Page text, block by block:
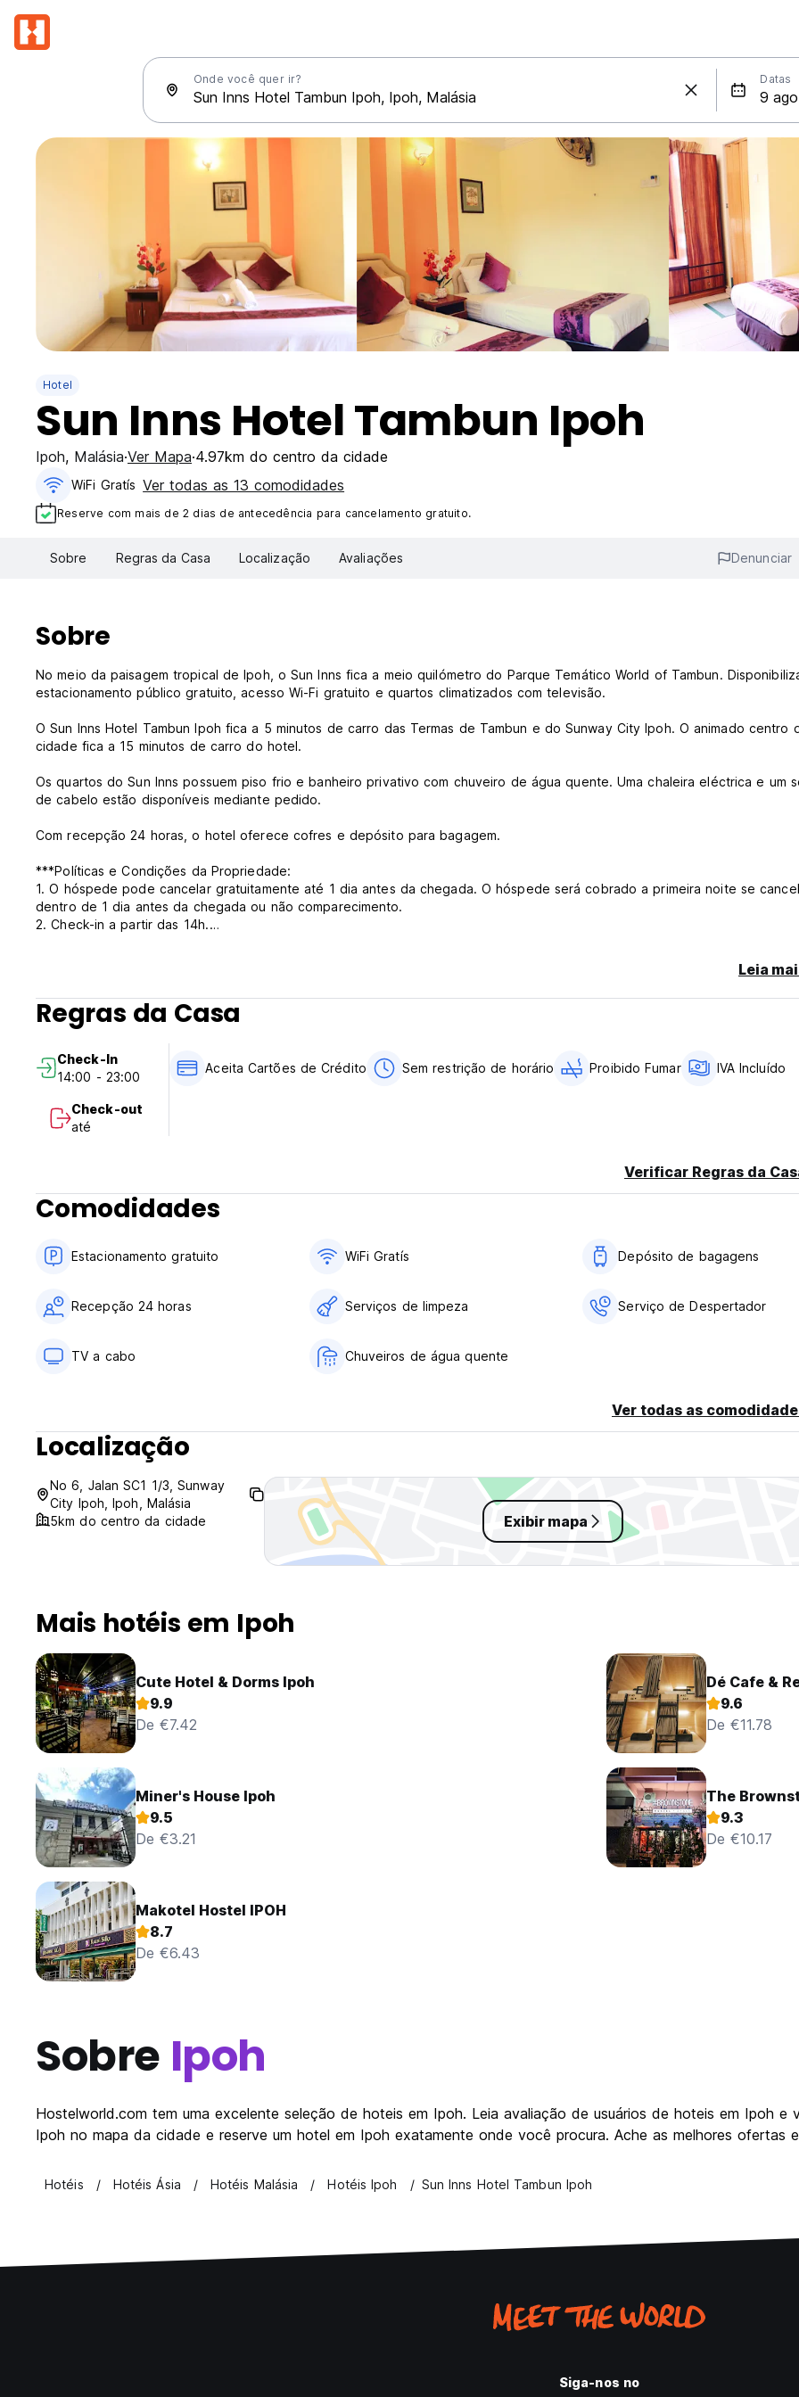
Onde você quer ir? Datas
Hotel
Sun Inns Hotel Tambun Ipoh
Ipoh, Malásia Ver Mapa 4.97km do centro da cidade
WiFi Gratís Ver todas as 13 comodidades
Reserve com mais de 2 dias de antecedência para cancelamento gratuito.
Sobre Regras da Casa Localização Avaliações Denunciar
Sobre
No meio da paisagem tropical de Ipoh, o Sun Inns fica a meio quilómetro do Parque Temático World of Tambun.
estacionamento público gratuito, acesso Wi-Fi gratuito e quartos climatizados com televisão.
O Sun Inns Hotel Tambun Ipoh fica a 5 minutos de carro das Termas de Tambun e do Sunway City Ipoh. O animado centro
cidade fica a 15 minutos de carro do hotel.
Os quartos do Sun Inns possuem piso frio e banheiro privativo com chuveiro de água quente. Uma chaleira eléctrica e um
de cabelo estão disponíveis mediante pedido.
Com recepção 24 horas, o hotel oferece cofres e depósito para bagagem.
***Políticas e Condições da Propriedade:
1. O hóspede pode cancelar gratuitamente até 1 dia antes da chegada. O hóspede será cobrado a primeira noite se
dentro de 1 dia antes da chegada ou não comparecimento.
2. Check-in a partir das 14h.
6. Quartos para não fumantes estão disponíveis.
7. Restrição de idade: maiores de 18 anos.
8. Horário de funcionamento da recepção 24 horas. (Auto-translated from original language)
Leia
Regras da Casa
Check-In
14:00 - 23:00
Check-out
até
Aceita Cartões de Crédito Sem restrição de horário Proibido Fumar IVA Incluído
Verificar Regras da
Comodidades
Estacionamento gratuito WiFi Gratís Depósito de bagagens
Recepção 24 horas Serviços de limpeza Serviço de Despertador
TV a cabo Chuveiros de água quente
Ver todas as
Localização
No 6, Jalan SC1 1/3, Sunway
City Ipoh, Ipoh, Malásia
5km do centro da cidade
Exibir mapa
Mais hotéis em Ipoh
Cute Hotel & Dorms Ipoh
9.9
De €7.42
Dé Cafe &
9.6
De €11.78
Miner's House Ipoh
9.5
De €3.21
The
9.3
De €10.17
Makotel Hostel IPOH
8.7
De €6.43
Sobre Ipoh
Hostelworld.com tem uma excelente seleção de hoteis em Ipoh. Leia avaliação de usuários de hoteis em Ipoh
Ipoh no mapa da cidade e reserve um hotel em Ipoh exatamente onde você procura. Ache as melhores ofertas
Hotéis Hotéis Ásia Hotéis Malásia Hotéis Ipoh Sun Inns Hotel Tambun Ipoh
Siga-nos no